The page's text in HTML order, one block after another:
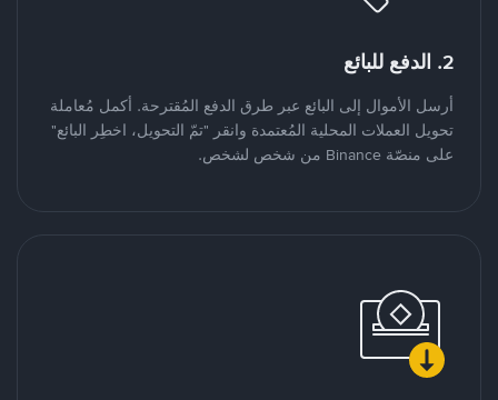
2. الدفع للبائع
أرسل الأموال إلى البائع عبر طرق الدفع المُقترحة. أكمل مُعاملة
تحويل العملات المحلية المُعتمدة وانقر "تمّ التحويل، اخطِر البائع"
على منصّة Binance من شخص لشخص.